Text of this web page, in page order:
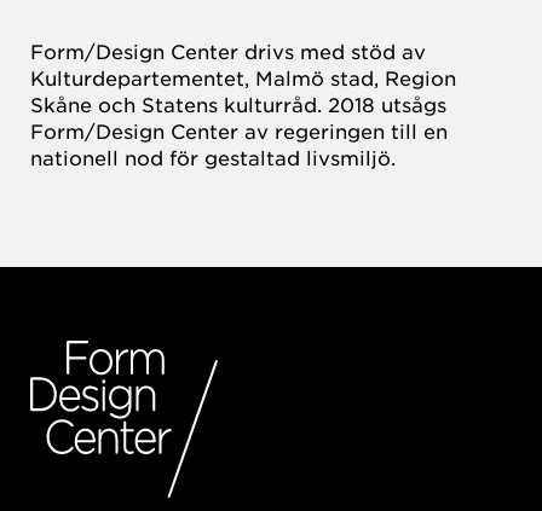
Form/Design Center drivs med stöd av
Kulturdepartementet, Malmö stad, Region
Skåne och Statens kulturråd. 2018 utsågs
Form/Design Center av regeringen till en
nationell nod för gestaltad livsmiljö.